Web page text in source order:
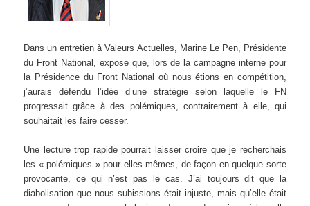
Dans un entretien à Valeurs Actuelles, Marine Le Pen, Présidente
du Front National, expose que, lors de la campagne interne pour
la Présidence du Front National où nous étions en compétition,
j’aurais défendu l’idée d’une stratégie selon laquelle le FN
progressait grâce à des polémiques, contrairement à elle, qui
souhaitait les faire cesser.
Une lecture trop rapide pourrait laisser croire que je recherchais
les « polémiques » pour elles-mêmes, de façon en quelque sorte
provocante, ce qui n’est pas le cas. J’ai toujours dit que la
diabolisation que nous subissions était injuste, mais qu’elle était